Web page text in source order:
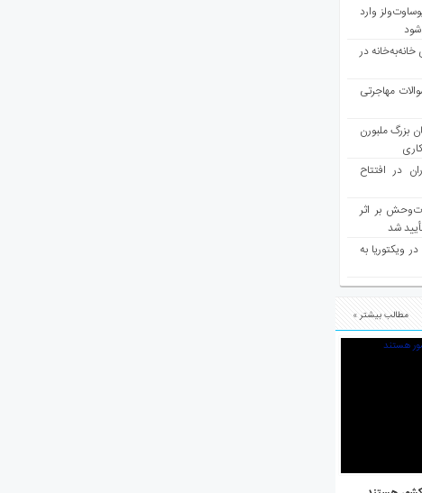
وارد
در
مهاجرتی
بزرگ ملبورن
در افتتاح
بر اثر
شد
ویکتوریا به
مطالب بیشتر »